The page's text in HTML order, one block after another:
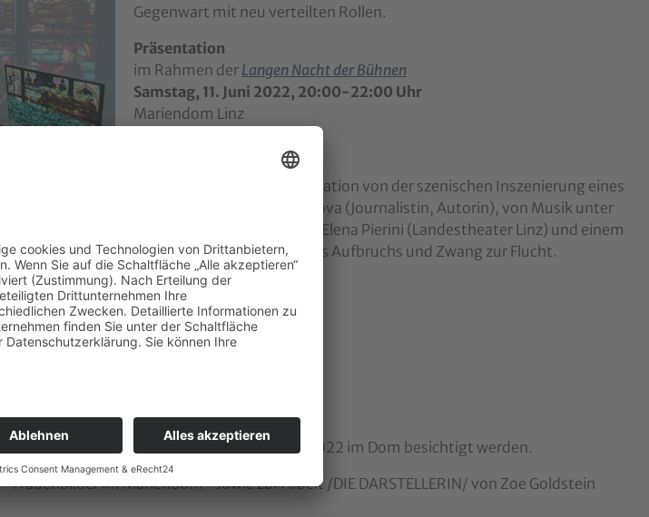
Gegenwart mit neu verteilten Rollen.
Präsentation
im Rahmen der Langen Nacht der Bühnen
Samstag, 11. Juni 2022, 20:00-22:00 Uhr
Mariendom Linz
Begleitet wurde die Präsentation von der szenischen Inszenierung eines
Textes von Maynat Kurbanova (Journalistin, Autorin), von Musik unter
Leitung von Chordirektorin Elena Pierini (Landestheater Linz) und einem
Talk zum Thema Freiheit des Aufbruchs und Zwang zur Flucht.
ist bei DORFTVverfügbar.
Mary Osborne, Willemyn Spierenburg
der
Langen Nacht der Kirchen am 10. Juni 2022 im Dom besichtigt werden.
im Mariendom" sowie zur Arbeit /DIE DARSTELLERIN/ von Zoe Goldstein